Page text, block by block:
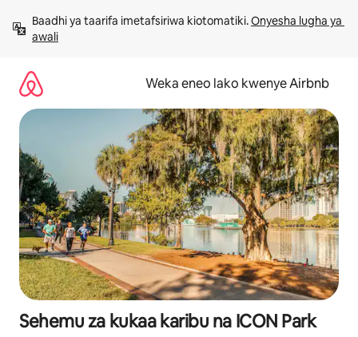
kwenda
kwenye
Baadhi ya taarifa imetafsiriwa kiotomatiki. Onyesha lugha ya
awali
Weka eneo lako kwenye Airbnb
Sehemu za kukaa karibu na ICON Park